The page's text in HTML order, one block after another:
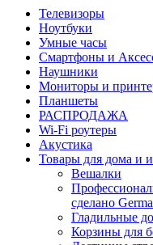
Телевизоры
Ноутбуки
Умные часы
Смартфоны и
Наушники
Мониторы и
Планшеты
РАСПРОДАЖА
Wi-Fi роутеры
Акустика
Товары для дома и
Вешалки
сделано
Гладильные
Корзины для